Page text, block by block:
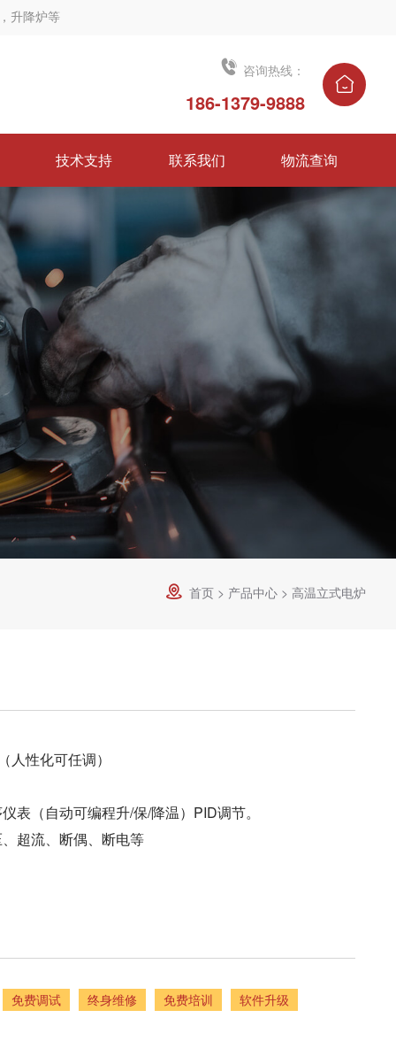
升降炉等
 咨询热线：
186-1379-9888
技术支持 联系我们 物流查询
 首页 > 产品中心 > 高温立式电炉
性化可任调）
表（自动可编程升/保/降温）PID调节。
超流、断偶、断电等
免费调试 终身维修 免费培训 软件升级